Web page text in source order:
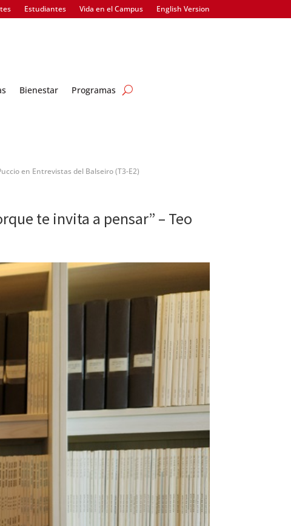
Estudiantes Vida en el Campus English Version
Bienestar Programas
en Entrevistas del Balseiro (T3-E2)
te invita a pensar” – Teo